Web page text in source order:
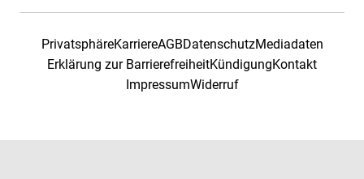
PrivatsphäreKarriereAGBDatenschutzMediadaten
Erklärung zur BarrierefreiheitKündigungKontakt
ImpressumWiderruf